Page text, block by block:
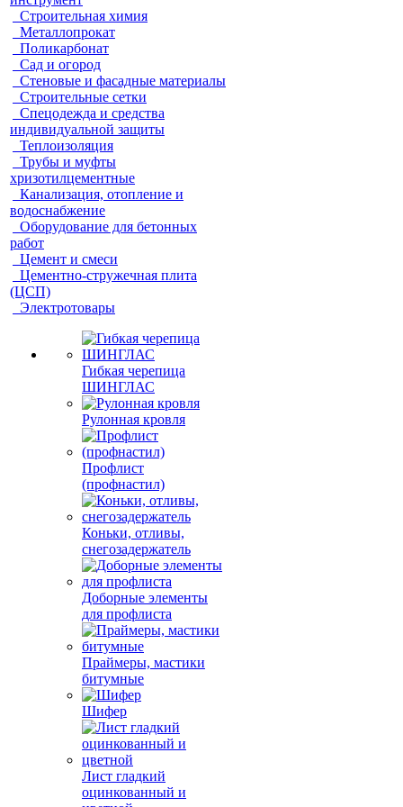
Строительная химия
Металлопрокат
Поликарбонат
Сад и огород
Стеновые и фасадные материалы
Строительные сетки
Спецодежда и средства
индивидуальной защиты
Теплоизоляция
Трубы и муфты
хризотилцементные
Канализация, отопление и
водоснабжение
Оборудование для бетонных
работ
Цемент и смеси
Цементно-стружечная плита
(ЦСП)
Электротовары
Гибкая черепица
ШИНГЛАС
Рулонная кровля
Профлист
(профнастил)
Коньки, отливы,
снегозадержатель
Доборные элементы
для профлиста
Праймеры, мастики
битумные
Шифер
Лист гладкий
оцинкованный и